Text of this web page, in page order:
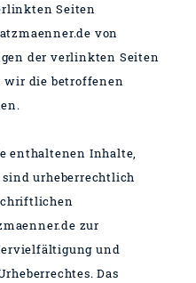
Seiten
von
der verlinkten Seiten
wir die betroffenen
enthaltenen Inhalte,
urheberrechtlich
zur
und
Das